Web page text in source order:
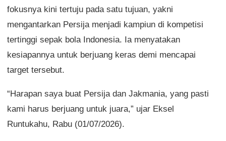
fokusnya kini tertuju pada satu tujuan, yakni
mengantarkan Persija menjadi kampiun di kompetisi
tertinggi sepak bola Indonesia. Ia menyatakan
kesiapannya untuk berjuang keras demi mencapai
target tersebut.
“Harapan saya buat Persija dan Jakmania, yang pasti
kami harus berjuang untuk juara,” ujar Eksel
Runtukahu, Rabu (01/07/2026).